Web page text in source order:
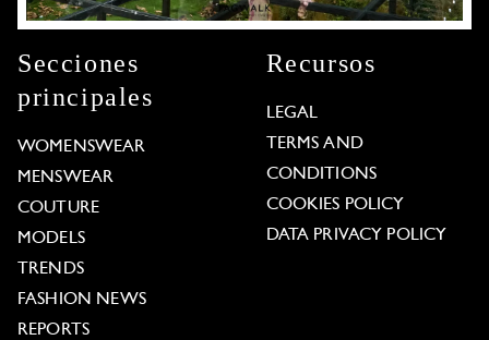
Secciones
principales
WOMENSWEAR
MENSWEAR
COUTURE
MODELS
TRENDS
FASHION NEWS
REPORTS
Recursos
LEGAL
TERMS AND
CONDITIONS
COOKIES POLICY
DATA PRIVACY POLICY